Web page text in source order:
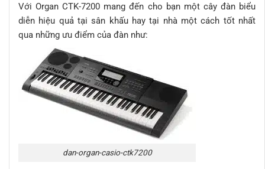
Với Organ CTK-7200 mang đến cho bạn một cây đàn biểu
diễn hiệu quả tại sân khấu hay tại nhà một cách tốt nhất
qua những ưu điểm của đàn như:
dan-organ-casio-ctk7200